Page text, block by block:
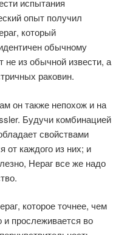
испытания
опыт получил
который
обычному
не из обычной извести, а
раковин.
он также непохож и на
Будучи комбинацией
свойствами
от каждого из них; и
Нераг все же надо
которое точнее, чем
и прослеживается во